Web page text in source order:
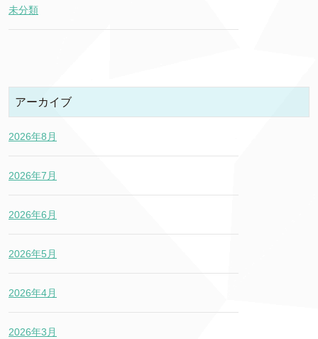
未分類
アーカイブ
2026年8月
2026年7月
2026年6月
2026年5月
2026年4月
2026年3月